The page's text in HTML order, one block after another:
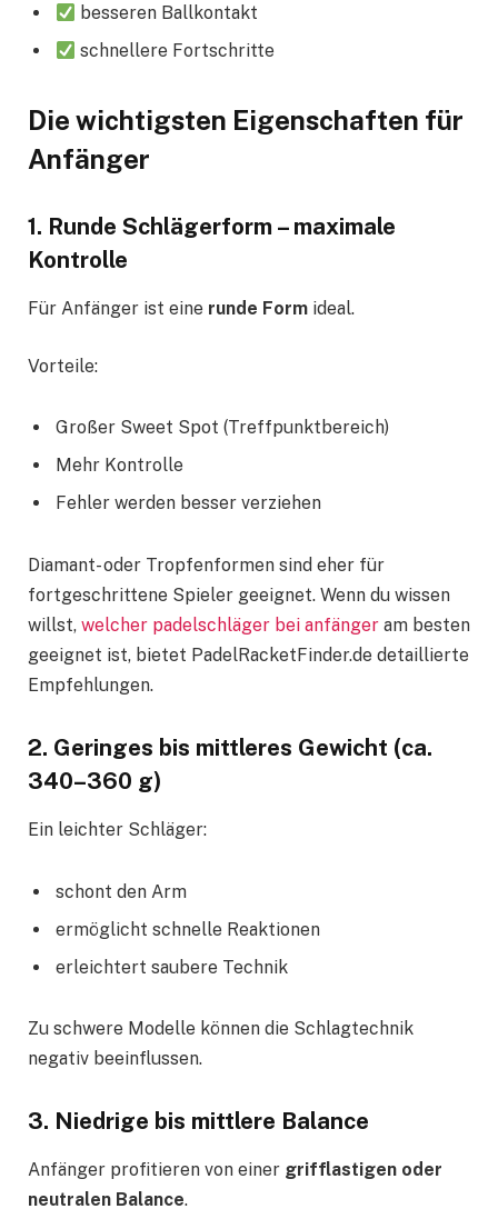
besseren Ballkontakt
schnellere Fortschritte
Die wichtigsten Eigenschaften für
Anfänger
1. Runde Schlägerform – maximale
Kontrolle
Für Anfänger ist eine runde Form ideal.
Vorteile:
Großer Sweet Spot (Treffpunktbereich)
Mehr Kontrolle
Fehler werden besser verziehen
Diamant- oder Tropfenformen sind eher für
fortgeschrittene Spieler geeignet. Wenn du wissen
willst, welcher padelschläger bei anfänger am besten
geeignet ist, bietet PadelRacketFinder.de detaillierte
Empfehlungen.
2. Geringes bis mittleres Gewicht (ca.
340–360 g)
Ein leichter Schläger:
schont den Arm
ermöglicht schnelle Reaktionen
erleichtert saubere Technik
Zu schwere Modelle können die Schlagtechnik
negativ beeinflussen.
3. Niedrige bis mittlere Balance
Anfänger profitieren von einer grifflastigen oder
neutralen Balance.